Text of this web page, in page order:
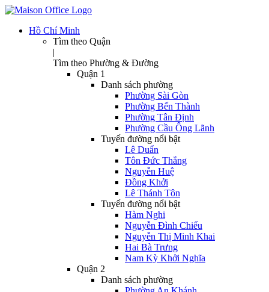
Hồ Chí Minh
Tìm theo Quận
|
Tìm theo Phường & Đường
Quận 1
Danh sách phường
Phường Sài Gòn
Phường Bến Thành
Phường Tân Định
Phường Cầu Ông Lãnh
Tuyến đường nổi bật
Lê Duẩn
Tôn Đức Thắng
Nguyễn Huệ
Đồng Khởi
Lê Thánh Tôn
Tuyến đường nổi bật
Hàm Nghi
Nguyễn Đình Chiểu
Nguyễn Thị Minh Khai
Hai Bà Trưng
Nam Kỳ Khởi Nghĩa
Quận 2
Danh sách phường